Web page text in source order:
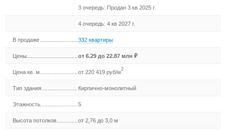
3 очередь: Продан 3 кв 2025 г.
4 очередь: 4 кв 2027 г.
В продаже 332 квартиры
Цены от6.29 до 22.87 млн ₽
Цена кв. м от 220 419 руб/м2
Тип здания Кирпично-монолитный
Этажность 5
Высота потолков от 2,76 до 3,0 м